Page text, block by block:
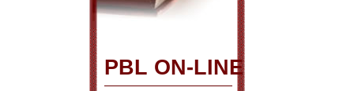
PBL ON-LINE